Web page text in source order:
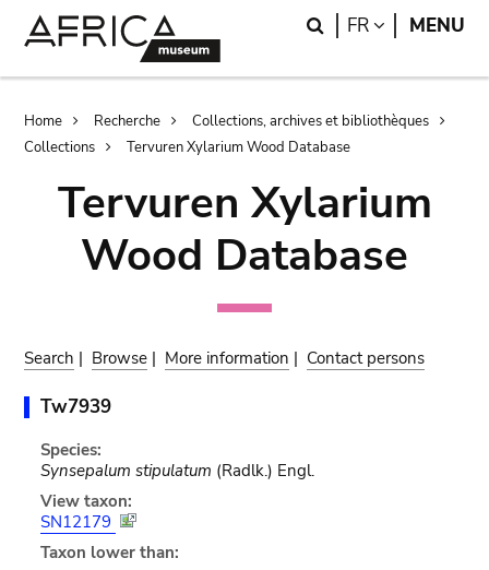
Search
FR LANGUAGE
MENU
Breadcrumb
Home Recherche
Collections, archives et bibliothèques
Collections
Tervuren Xylarium Wood Database
Tervuren Xylarium
Wood Database
Search | Browse | More information | Contact persons
Tw7939
Species:
Synsepalum stipulatum (Radlk.) Engl.
View taxon:
SN12179
Taxon lower than: